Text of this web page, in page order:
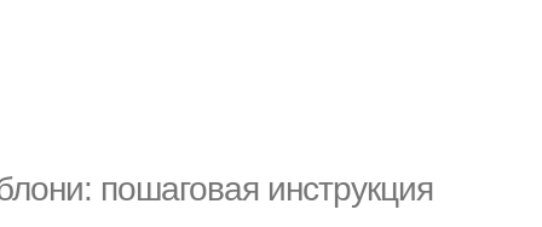
пошаговая инструкция